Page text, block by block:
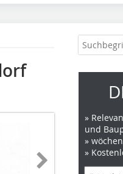
»
und
»
»